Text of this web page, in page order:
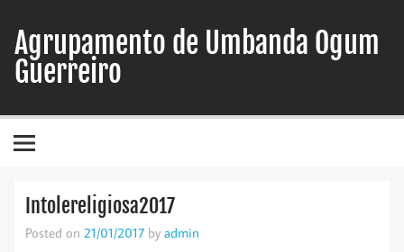
content
Agrupamento de Umbanda Ogum
Guerreiro
Intolereligiosa2017
Posted on 21/01/2017 by admin